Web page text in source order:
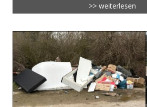
>> weiterlesen